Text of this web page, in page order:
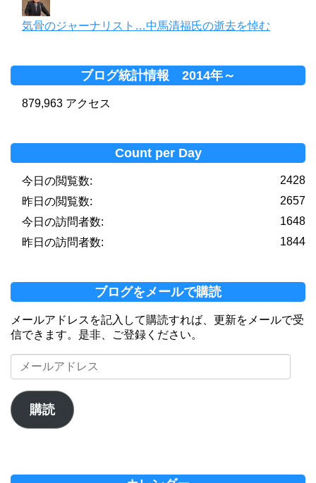
気骨のジャーナリスト…中馬清福氏の逝去を悼む
ブログ統計情報 2014年～
879,963 アクセス
Count per Day
2428
今日の閲覧数:
2657
昨日の閲覧数:
1648
今日の訪問者数:
1844
昨日の訪問者数:
ブログをメールで購読
メールアドレスを記入して購読すれば、更新をメールで受
信できます。是非、ご登録ください。
メ
ー
ア
ド
購読